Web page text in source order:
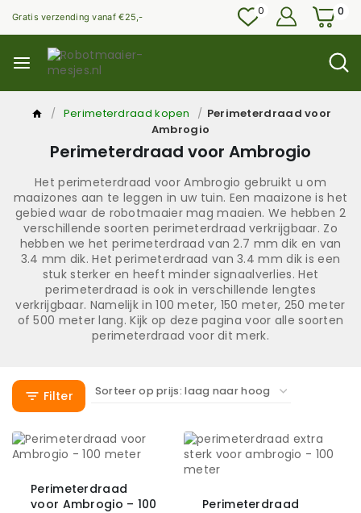
Gratis verzending vanaf €25,- 0 0
/ Perimeterdraad kopen / Perimeterdraad voor
Ambrogio
Perimeterdraad voor Ambrogio
Het perimeterdraad voor Ambrogio gebruikt u om
maaizones aan te leggen in uw tuin. Een maaizone is het
gebied waar de robotmaaier mag maaien. We hebben 2
verschillende soorten perimeterdraad verkrijgbaar. Zo
hebben we het perimeterdraad van 2.7 mm dik en van
3.4 mm dik. Het perimeterdraad van 3.4 mm dik is een
stuk sterker en heeft minder signaalverlies. Het
perimeterdraad is ook in verschillende lengtes
verkrijgbaar. Namelijk in 100 meter, 150 meter, 250 meter
of 500 meter lang. Kijk op deze pagina voor alle soorten
perimeterdraad voor dit merk.
Filter
Perimeterdraad
voor Ambrogio – 100
Perimeterdraad